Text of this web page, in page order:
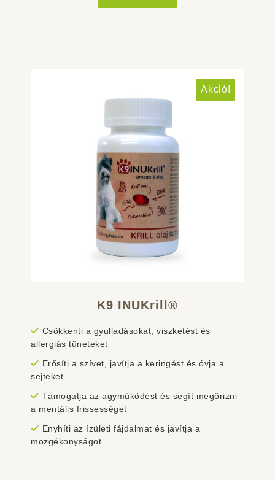
Akció!
K9 INUKrill®
Csökkenti a gyulladásokat, viszketést és
allergiás tüneteket
Erősíti a szívet, javítja a keringést és óvja a
sejteket
Támogatja az agyműködést és segít megőrizni
a mentális frissességet
Enyhíti az ízületi fájdalmat és javítja a
mozgékonyságot